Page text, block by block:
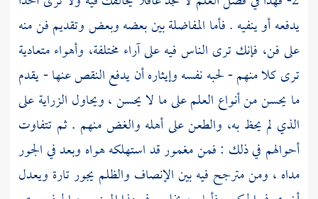
يدفعه أو ينفيه . فأما المفاضلة بين بعضه وبعض وتقديم فن منه
على فن، فإنك ترى الناس فيه على آراء مختلفة، وأهواء متعادية
ترى كلا منهم - لحبه نفسه وإيثاره أن يدفع النقص عنها - يقدم
ما يحسن من أنواع العلم على ما لا يحسن ، ويحاول الزراية على
الذي لم يحظ به، والطعن على أهله والغض منهم . ثم تتفاوت
أحوالهم في ذلك : فمن مغمور قد استهلكه هواه وبعد في الجور
مداه ، ومن مترجح فيه بين الإنصاف والظلم يجور تارة ويعدل